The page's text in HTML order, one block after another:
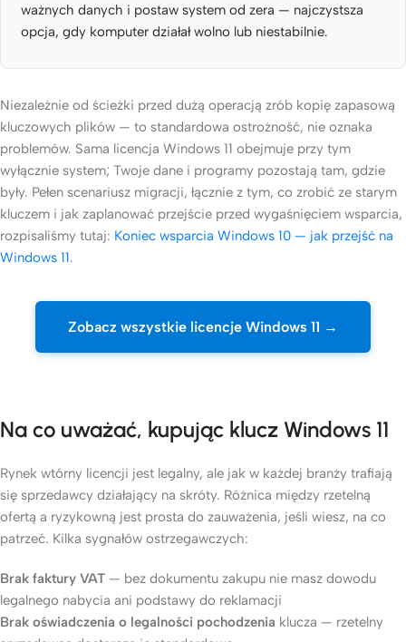
ważnych danych i postaw system od zera — najczystsza
opcja, gdy komputer działał wolno lub niestabilnie.
Niezależnie od ścieżki przed dużą operacją zrób kopię zapasową
kluczowych plików — to standardowa ostrożność, nie oznaka
problemów. Sama licencja Windows 11 obejmuje przy tym
wyłącznie system; Twoje dane i programy pozostają tam, gdzie
były. Pełen scenariusz migracji, łącznie z tym, co zrobić ze starym
kluczem i jak zaplanować przejście przed wygaśnięciem wsparcia,
rozpisaliśmy tutaj: Koniec wsparcia Windows 10 — jak przejść na
Windows 11.
Zobacz wszystkie licencje Windows 11 →
Na co uważać, kupując klucz Windows 11
Rynek wtórny licencji jest legalny, ale jak w każdej branży trafiają
się sprzedawcy działający na skróty. Różnica między rzetelną
ofertą a ryzykowną jest prosta do zauważenia, jeśli wiesz, na co
patrzeć. Kilka sygnałów ostrzegawczych:
Brak faktury VAT — bez dokumentu zakupu nie masz dowodu
legalnego nabycia ani podstawy do reklamacji
Brak oświadczenia o legalności pochodzenia klucza — rzetelny